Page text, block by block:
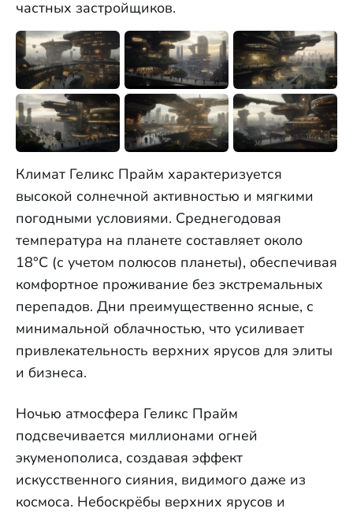
частных застройщиков.
Климат Геликс Прайм характеризуется
высокой солнечной активностью и мягкими
погодными условиями. Среднегодовая
температура на планете составляет около
18°C (с учетом полюсов планеты), обеспечивая
комфортное проживание без экстремальных
перепадов. Дни преимущественно ясные, с
минимальной облачностью, что усиливает
привлекательность верхних ярусов для элиты
и бизнеса.
Ночью атмосфера Геликс Прайм
подсвечивается миллионами огней
экуменополиса, создавая эффект
искусственного сияния, видимого даже из
космоса. Небоскрёбы верхних ярусов и